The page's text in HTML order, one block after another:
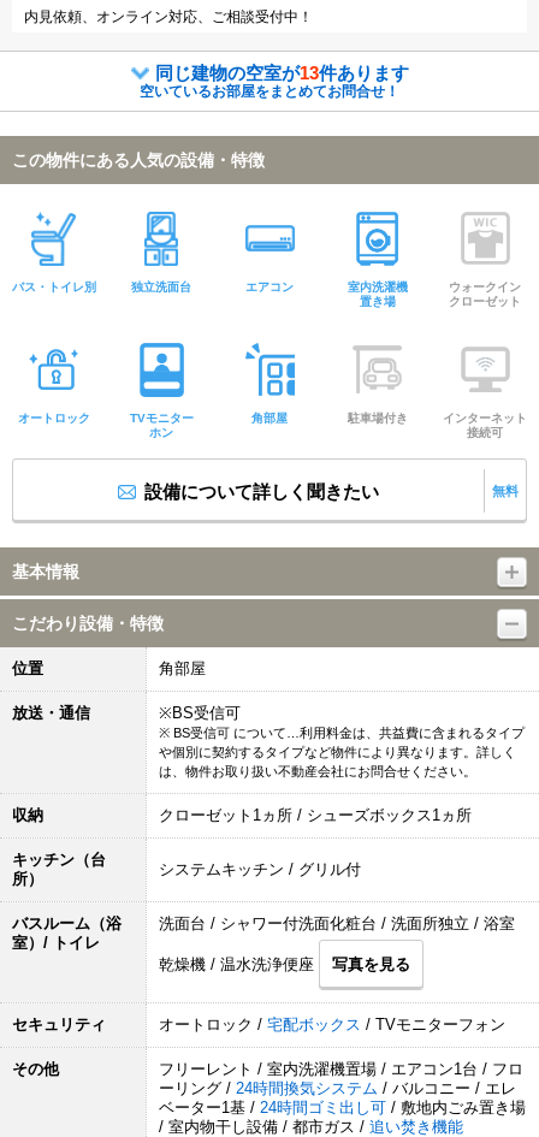
内見依頼、オンライン対応、ご相談受付中！
同じ建物の空室が13件あります
空いているお部屋をまとめてお問合せ！
この物件にある人気の設備・特徴
バス・トイレ別 独立洗面台 エアコン
室内洗濯機
置き場
ウォークイン
クローゼット
オートロック
TVモニター
ホン
角部屋 駐車場付き
インターネット
接続可
設備について詳しく聞きたい 無料
基本情報
こだわり設備・特徴
位置 角部屋
放送・通信 ※BS受信可
※ BS受信可 について…利用料金は、共益費に含まれるタイプ
や個別に契約するタイプなど物件により異なります。詳しく
は、物件お取り扱い不動産会社にお問合せください。
収納 クローゼット1ヵ所 / シューズボックス1ヵ所
キッチン（台
所）
システムキッチン / グリル付
バスルーム（浴
室）/ トイレ
洗面台 / シャワー付洗面化粧台 / 洗面所独立 / 浴室
乾燥機 / 温水洗浄便座 写真を見る
セキュリティ オートロック / 宅配ボックス / TVモニターフォン
その他
フリーレント / 室内洗濯機置場 / エアコン1台 / フロ
ーリング / 24時間換気システム / バルコニー / エレ
ベーター1基 / 24時間ゴミ出し可 / 敷地内ごみ置き場
/ 室内物干し設備 / 都市ガス / 追い焚き機能